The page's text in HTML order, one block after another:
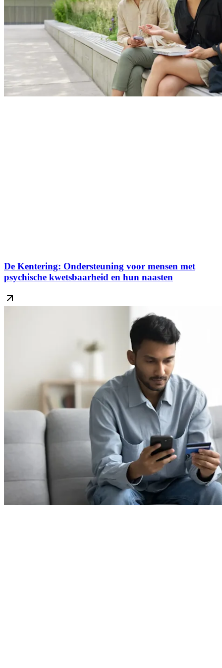
De Kentering: Ondersteuning voor mensen met
psychische kwetsbaarheid en hun naasten